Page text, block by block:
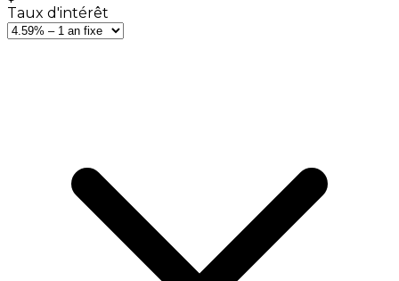
Taux d'intérêt